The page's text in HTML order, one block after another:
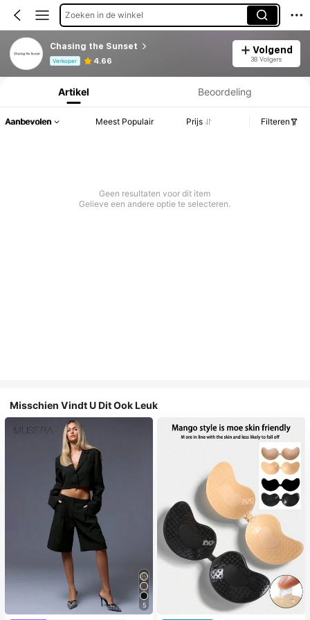
Zoeken in de winkel
Chasing the Sunset
Verkoper 4.66
Volgend
38 Volgers
Productinformatie: Prijsopenbaring, Verkoop- en Voorraadgegevens.
Artikel Beoordeling
Aanbevolen Meest Populair Prijs Filteren
Geen resultaten voor dit item
Gelieve een andere optie te selecteren.
Misschien Vindt U Dit Ook Leuk
5